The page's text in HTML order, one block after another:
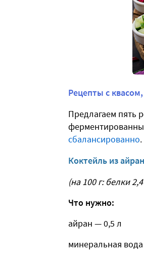
Рецепты с
Предлагаем пять
сбалансированно.
Коктейль из
(на 100 г: белки
Что нужно:
айран — 0,5 л
минеральная